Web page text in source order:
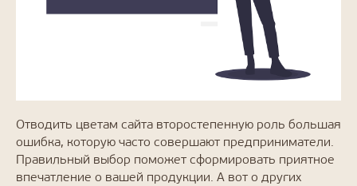
Отводить цветам сайта второстепенную роль большая
ошибка, которую часто совершают предприниматели.
Правильный выбор поможет сформировать приятное
впечатление о вашей продукции. А вот о других